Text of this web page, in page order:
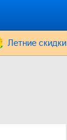
Летние скидки